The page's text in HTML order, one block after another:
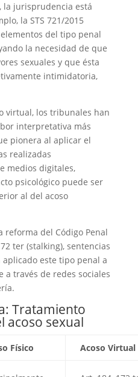
la jurisprudencia está
la STS 721/2015
del tipo penal
la necesidad de que
sexuales y que ésta
intimidatoria,
virtual, los tribunales han
interpretativa más
pionera al aplicar el
realizadas
medios digitales,
psicológico puede ser
al del acoso
reforma del Código Penal
ter (stalking), sentencias
aplicado este tipo penal a
a través de redes sociales
Tratamiento
acoso sexual
Físico Acoso Virtual